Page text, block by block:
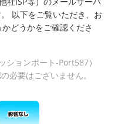
以下をご覧いただき、お
どうかをご確認くださ
ションポート-Port587）
必要はございません。